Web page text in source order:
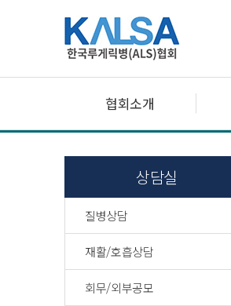
협회소개
상담실
질병상담
재활/호흡상담
회무/외부공모